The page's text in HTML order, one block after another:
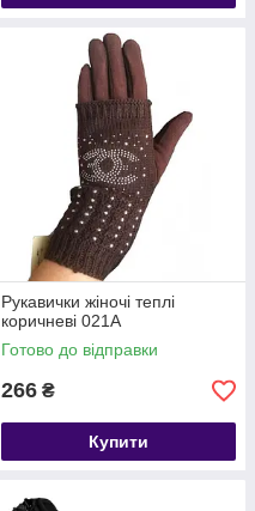
Рукавички жіночі теплі
коричневі 021А
Готово до відправки
266 ₴
Купити